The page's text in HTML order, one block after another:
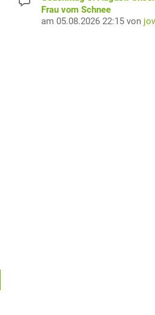
Frau vom Schnee
am 05.08.2026 22:15 von